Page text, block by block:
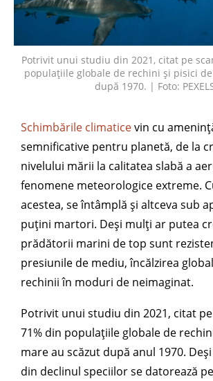
Potrivit unui studiu din 2021, citat pe
populațiile globale de rechini și pisici
după 1970. | Foto:
Schimbările climaticevin cu
semnificative pentru planetă, de la
nivelului mării la calitatea slabă a
fenomene meteorologice extreme.
acestea, se întâmplă și altceva sub
puțini martori. Deși mulți ar putea
prădătorii marini de top sunt
presiunile de mediu, încălzirea
rechinii în moduri de neimaginat.
Potrivit unui studiu din 2021, citat
71% din populațiile globale de
mare au scăzut după anul 1970.
din declinul speciilor se datorează